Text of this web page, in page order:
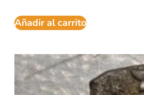
Añadir al carrito